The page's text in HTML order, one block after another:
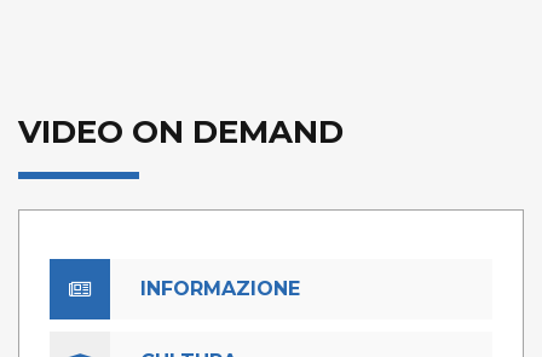
VIDEO ON DEMAND
INFORMAZIONE